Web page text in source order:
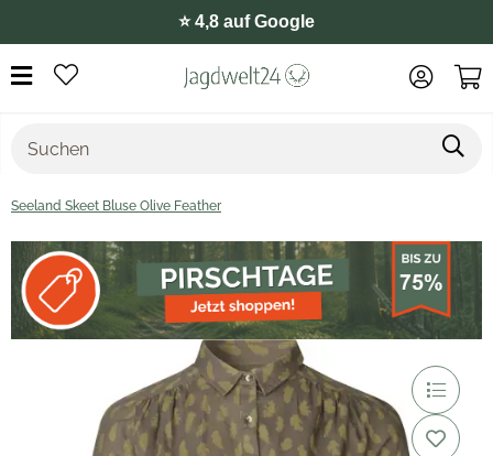
⭐️ 4,8 auf Google
Seeland Skeet Bluse Olive Feather